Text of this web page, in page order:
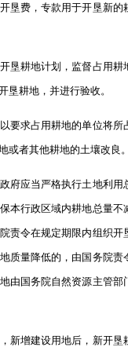
垦费，专款用于开垦新的
耕地计划，监督占用耕
垦耕地，并进行验收。
求占用耕地的单位将所
或者其他耕地的土壤改良
应当严格执行土地利用
本行政区域内耕地总量不
责令在规定期限内组织开
质量降低的，由国务院责
由国务院自然资源主管部
增建设用地后，新开垦